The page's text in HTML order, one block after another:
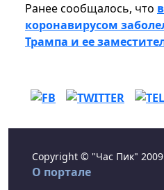
Ранее сообщалось, что
коронавирусом
Трампа и ее
Copyright © "Час Пик"
О портале